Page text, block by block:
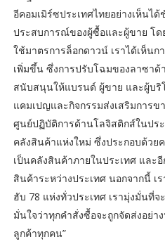
อีคอมเมิร์ซประเทศไทยอย่างเห็นไ
ประสบการณ์ของผู้ซื้อและผู้ขาย โด
ใช้มาตรการล็อกดาวน์ เราได้เห็น
เพิ่มขึ้น ซึ่งการปรับโฉมของลาซาด้
สนับสนุนให้แบรนด์ ผู้ขาย และผู้บริ
แคมเปญและกิจกรรมส่งเสริมการ
ศูนย์ปฏิบัติการด้านโลจิสติกส์ในปร
คลังสินค้าแห่งใหม่ ซึ่งประกอบด้วย
เป็นคลังสินค้าภายในประเทศ และ
สินค้าระหว่างประเทศ นอกจากนี้ เ
ฮับ 78 แห่งทั่วประเทศ เรามุ่งมั่นที่
มั่นใจว่าทุกคำสั่งซื้อจะถูกจัดส่งอย่า
ลูกค้าทุกคน”